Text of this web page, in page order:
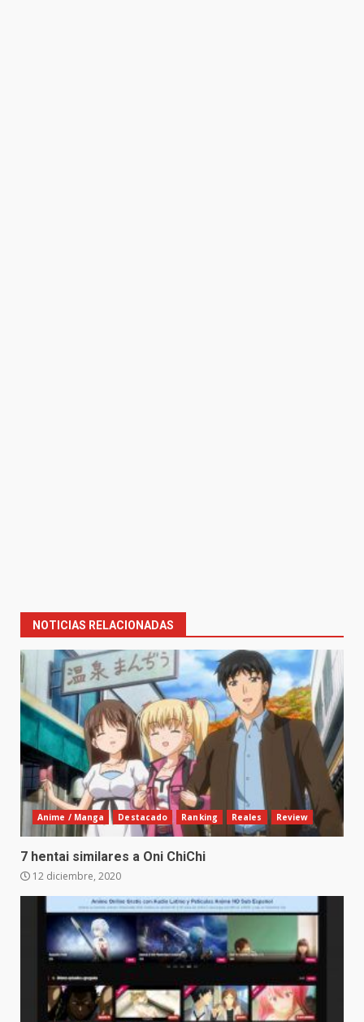
NOTICIAS RELACIONADAS
Anime / Manga Destacado Ranking Reales Review
7 hentai similares a Oni ChiChi
12 diciembre, 2020